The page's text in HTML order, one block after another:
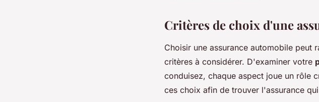
Critères de choix d'une
Choisir une assurance automobile peut
critères à considérer. D'examiner votre
conduisez, chaque aspect joue un rôle
ces choix afin de trouver l'assurance